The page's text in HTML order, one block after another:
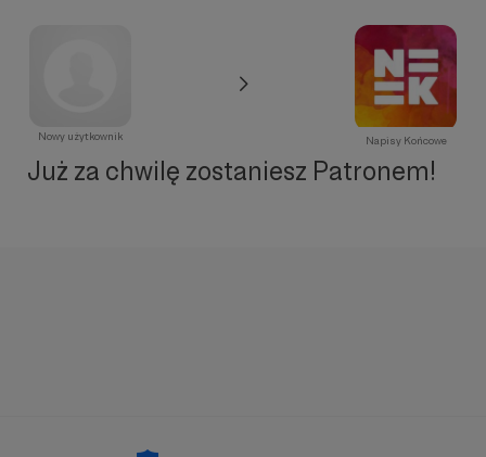
Nowy użytkownik Napisy Końcowe
Już za chwilę zostaniesz Patronem!